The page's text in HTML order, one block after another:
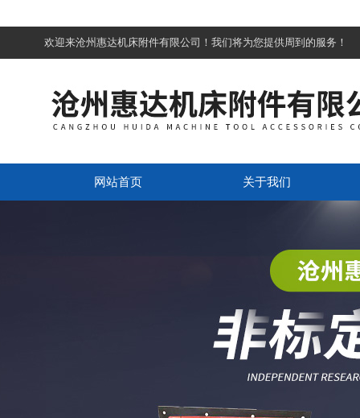
欢迎来沧州惠达机床附件有限公司！我们将为您提供周到的服务！
网站首页 关于我们